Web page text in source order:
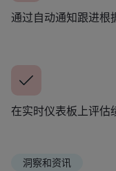
通过自动通知跟进根
在实时仪表板上评估
洞察和资讯